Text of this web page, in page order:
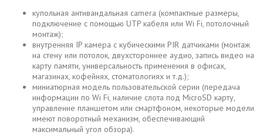
купольная антивандальная camera (компактные размеры,
подключение с помощью UTP кабеля или Wi Fi, потолочный
монтаж);
внутренняя IP камера с кубическими PIR датчиками (монтаж
на стену или потолок, двухстороннее аудио, запись видео на
карту памяти, универсальность применения в офисах,
магазинах, кофейнях, стоматологиях и т.д.);
миниатюрная модель пользовательской серии (передача
информации по Wi Fi, наличие слота под MicroSD карту,
управление планшетом или смартфоном, некоторые модели
имеют поворотный механизм, обеспечивающий
максимальный угол обзора).